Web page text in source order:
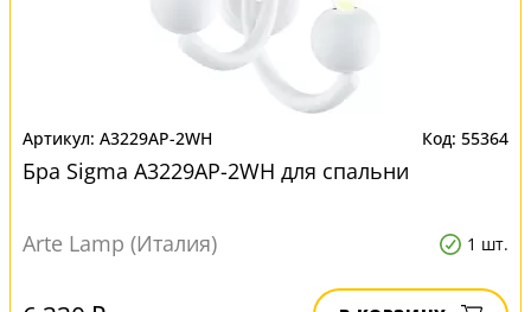
A3229AP-2WH 55364
Бра Sigma A3229AP-2WH для спальни
Arte Lamp (Италия) 1 шт.